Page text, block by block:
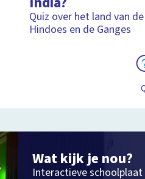
Quiz over het land van de
Hindoes en de Ganges
Wat kijk je nou?
Interactieve